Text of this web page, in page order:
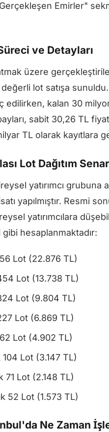
Emirler"
ve Detayları
üzere
lot satışa
edilirken, kalan 30
sabit 30,26 TL
TL olarak kayıtlara
Lot Dağıtım
yatırımcı
yapılmıştır. Resmi
yatırımcılara
gibi hesaplanmaktadır:
Lot (22.876 TL)
Lot (13.738 TL)
Lot (9.804 TL)
Lot (6.869 TL)
Lot (4.902 TL)
104 Lot (3.147 TL)
71 Lot (2.148 TL)
52 Lot (1.573 TL)
Ne Zaman